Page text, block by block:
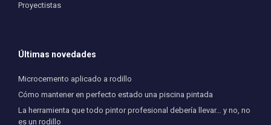
Proyectistas
Últimas novedades
Microcemento aplicado a rodillo
Cómo mantener en perfecto estado una piscina pintada
La herramienta que todo pintor profesional debería llevar… y no, no
es un rodillo